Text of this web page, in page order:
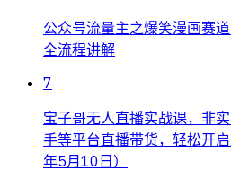
公众号流量主之爆笑漫画赛
全流程讲解
7
宝子哥无人直播实战课，非
手等平台直播带货，轻松开
年5月10日）